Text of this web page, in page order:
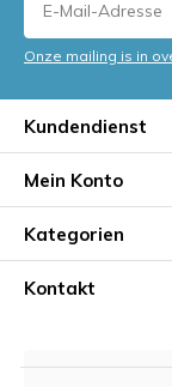
Onze mailing is in
Kundendienst
Mein Konto
Kategorien
Kontakt